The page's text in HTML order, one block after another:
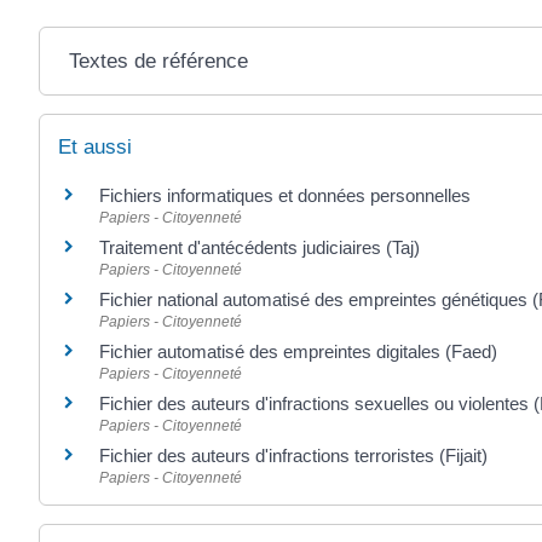
Textes de référence
Et aussi
Fichiers informatiques et données personnelles
Papiers - Citoyenneté
Traitement d'antécédents judiciaires (Taj)
Papiers - Citoyenneté
Fichier national automatisé des empreintes génétiques
Papiers - Citoyenneté
Fichier automatisé des empreintes digitales (Faed)
Papiers - Citoyenneté
Fichier des auteurs d'infractions sexuelles ou violentes
Papiers - Citoyenneté
Fichier des auteurs d'infractions terroristes (Fijait)
Papiers - Citoyenneté